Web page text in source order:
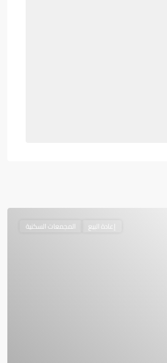
إعادة البيع المجمعات السكنية